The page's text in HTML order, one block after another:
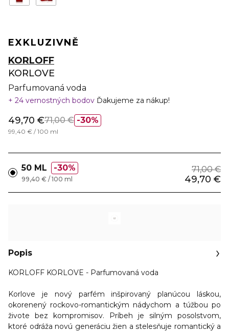
EXKLUZIVNĚ
KORLOFF
KORLOVE
Parfumovaná voda
24 vernostných bodov Ďakujeme za nákup!
30%
49,70 €71,00 €
99,40 € / 100 ml
50 ML 30% 71,00 €
49,70 €
99,40 € / 100 ml
Popis
KORLOFF KORLOVE - Parfumovaná voda
Korlove je nový parfém inšpirovaný planúcou láskou,
okorenený rockovo-romantickým nádychom a túžbou po
živote bez kompromisov. Príbeh je silným posolstvom,
ktoré odráža novú generáciu žien a stelesňuje romantický a